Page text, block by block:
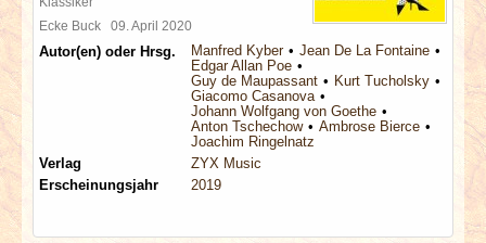
Ecke Buck 09. April 2020
Autor(en) oder Hrsg. Manfred Kyber
Jean De La Fontaine
Edgar Allan Poe
Guy de Maupassant
Kurt Tucholsky
Giacomo Casanova
Johann Wolfgang von Goethe
Anton Tschechow
Ambrose Bierce
Joachim Ringelnatz
Verlag
ZYX Music
Erscheinungsjahr
2019